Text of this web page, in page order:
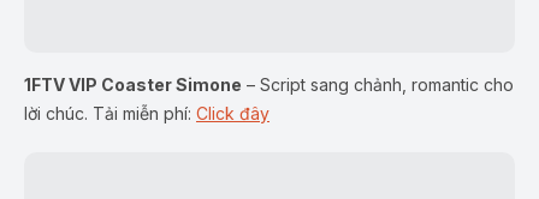
1FTV VIP Coaster Simone – Script sang chảnh, romantic cho
lời chúc. Tải miễn phí: Click đây